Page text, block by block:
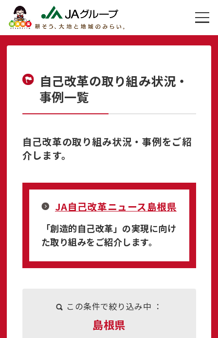
自己改革の取り組み状況・
事例一覧
自己改革の取り組み状況・事例をご紹
介します。
JA自己改革ニュース島根県
「創造的自己改革」の実現に向け
た取り組みをご紹介します。
この条件で絞り込み中 ：
島根県